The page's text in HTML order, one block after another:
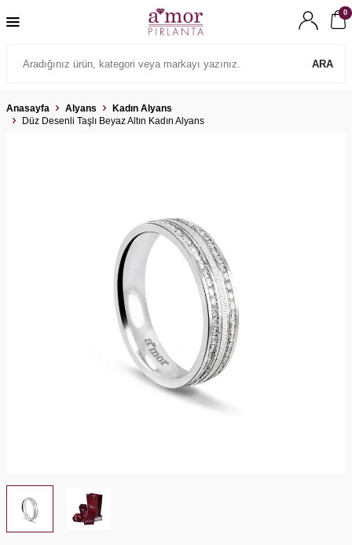
ARA
0
Anasayfa Alyans
Kadın Alyans
Düz Desenli Taşlı Beyaz Altın Kadın Alyans